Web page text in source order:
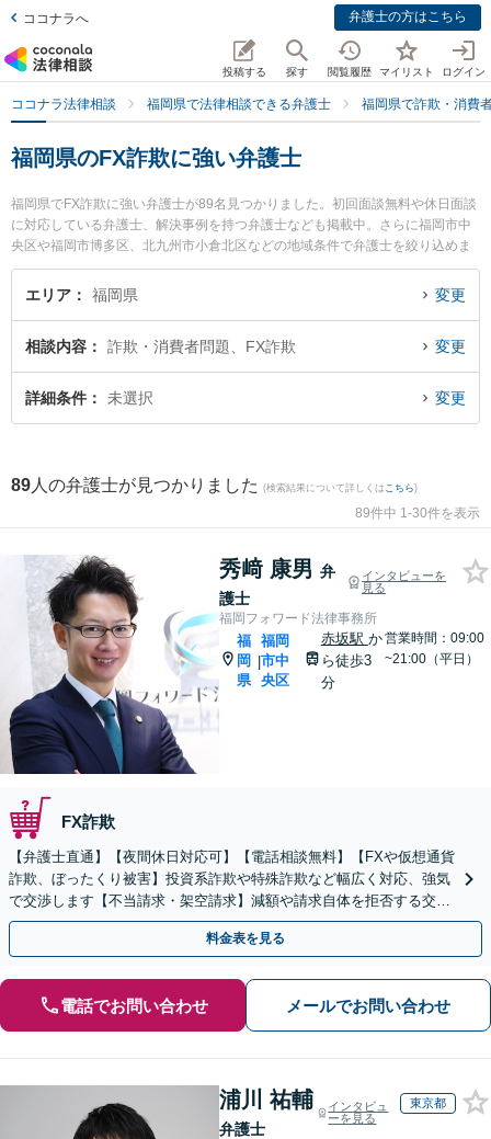
ココナラへ 弁護士の方はこちら
投稿する 探す 閲覧履歴 マイリスト ログイン
ココナラ法律相談 福岡県で法律相談できる弁護士 福岡県で詐欺・消費
福岡県のFX詐欺に強い弁護士
福岡県でFX詐欺に強い弁護士が89名見つかりました。初回面談無料や休日面談
に対応している弁護士、解決事例を持つ弁護士なども掲載中。さらに福岡市中
央区や福岡市博多区、北九州市小倉北区などの地域条件で弁護士を絞り込めま
す。詐欺・消費者問題に関係する投資詐欺や副業詐欺、FX詐欺等の細かな分野
での絞り込み検索もでき便利です。特に福岡フォワード法律事務所の秀﨑 康男
目されています。『福岡県で土日や夜間に発生したFX詐欺のトラブルを今すぐ
に弁護士に相談したい』『FX詐欺のトラブル解決の実績豊富な近くの弁護士を
検索したい』『初回相談無料でFX詐欺を法律相談できる福岡県内の弁護士に相
エリア 福岡県 変更
相談内容 詐欺・消費者問題、FX詐欺 変更
詳細条件 未選択 変更
89 人の弁護士が見つかりました (検索結果について詳しくは こちら)
89件中 1-30件を表示
秀﨑 康男 弁
護士
インタビューを
見る
福岡フォワード法律事務所
福
岡
県
|
福岡
市中
央区
赤坂駅 か
ら徒歩3
分
営業時間：09:00
~21:00（平日）
FX詐欺
【弁護士直通】【夜間休日対応可】【電話相談無料】【FXや仮想通貨
詐欺、ぼったくり被害】投資系詐欺や特殊詐欺など幅広く対応、強気
で交渉します【不当請求・架空請求】減額や請求自体を拒否する交渉
をします。【天神駅徒歩14分、赤坂駅徒歩3分】
料金表を見る
電話でお問い合わせ メールでお問い合わせ
浦川 祐輔
弁護士
インタビュ
ーを見る
東京都